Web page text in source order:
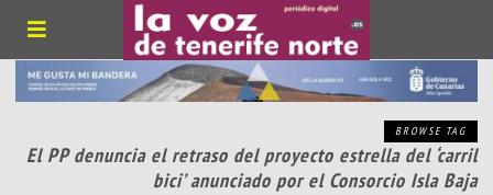
BROWSE TAG
El PP denuncia el retraso del proyecto estrella del ‘carril
bici’ anunciado por el Consorcio Isla Baja